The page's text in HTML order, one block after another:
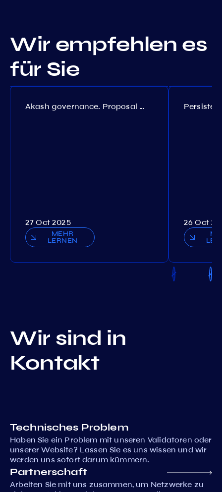
Wir empfehlen es
für Sie
Akash governance. Proposal №308
27 Oct 2025
MEHR
LERNEN
26 Oct
Wir sind in
Kontakt
Technisches Problem
Haben Sie ein Problem mit unseren Validatoren oder
unserer Website? Lassen Sie es uns wissen und wir
werden uns sofort darum kümmern.
Partnerschaft
Arbeiten Sie mit uns zusammen, um Netzwerke zu